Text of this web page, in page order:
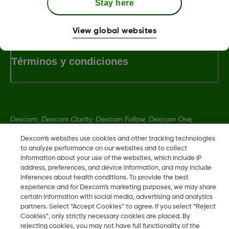
LBL-1005617 Rev001
Términos y condiciones
Dexcom, Dexcom Clarity, Dexcom Follow, Dexcom One,
registradas en EE. UU. y, posiblemente, en otros países.
LBL-1005617 Rev001
2026 Dexcom, Inc. Todos los derechos reservados.
Dexcom's websites use cookies and other tracking technologies
to analyze performance on our websites and to collect
information about your use of the websites, which include IP
address, preferences, and device information, and may include
inferences about health conditions. To provide the best
experience and for Dexcom’s marketing purposes, we may share
certain information with social media, advertising and analytics
partners. Select “Accept Cookies” to agree. If you select “Reject
Cookies”, only strictly necessary cookies are placed. By
rejecting cookies, you may not have full functionality of the
Stay here
View global websites